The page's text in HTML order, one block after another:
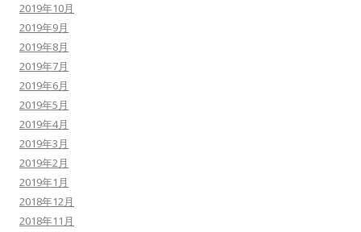
2019年10月
2019年9月
2019年8月
2019年7月
2019年6月
2019年5月
2019年4月
2019年3月
2019年2月
2019年1月
2018年12月
2018年11月